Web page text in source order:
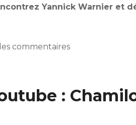
commentaires
Yannick Warnier et
: